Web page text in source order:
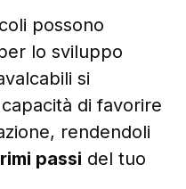
possono
lo sviluppo
si
di favorire
rendendoli
passi del tuo